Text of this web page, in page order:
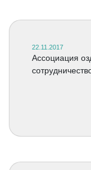
22.11.2017
Ассоциация